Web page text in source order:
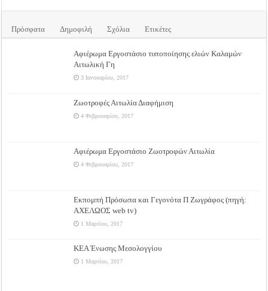
Πρόσφατα Δημοφιλή Σχόλια Ετικέτες
Αφιέρωμα Εργοστάσιο τυποποίησης ελιών Καλαμών
Αιτωλική Γη
3 Ιανουαρίου, 2017
Ζωοτροφές Αιτωλία Διαφήμιση
4 Φεβρουαρίου, 2017
Αφιέρωμα Εργοστάσιο Ζωοτροφών Αιτωλία
4 Φεβρουαρίου, 2017
Εκπομπή Πρόσωπα και Γεγονότα Π Ζωγράφος (πηγή:
ΑΧΕΛΩΟΣ web tv)
1 Μαρτίου, 2017
ΚΕΑ Ένωσης Μεσολογγίου
1 Μαρτίου, 2017